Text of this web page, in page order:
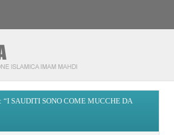
SAUDITI SONO COME MUCCHE DA